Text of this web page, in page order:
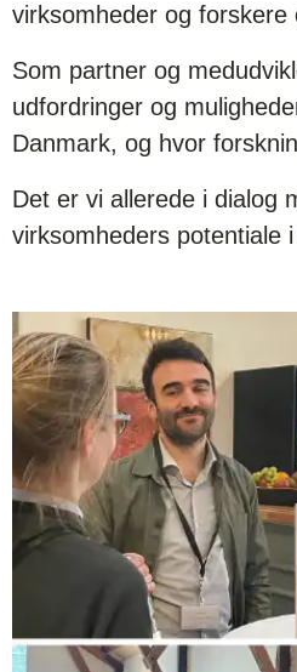
virksomheder og forskere
Som partner og
udfordringer og
Danmark, og hvor
Det er vi allerede i dialog
virksomheders potentiale